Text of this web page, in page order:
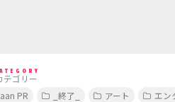
テゴリー
PR _終了_ アート エン